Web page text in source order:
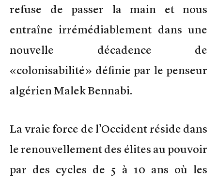
refuse de passer la main et nous
entraîne irrémédiablement dans une
nouvelle décadence de
«colonisabilité» définie par le penseur
algérien Malek Bennabi.
La vraie force de l’Occident réside dans
le renouvellement des élites au pouvoir
par des cycles de 5 à 10 ans où les